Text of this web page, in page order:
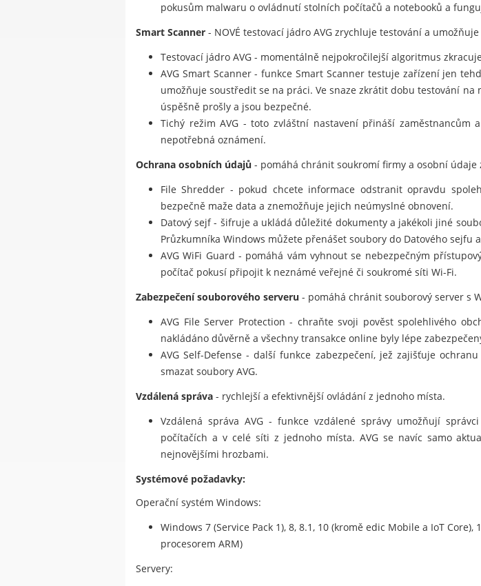
pokusům malwaru o ovládnutí stolních počítačů a notebooků a
Smart Scanner - NOVÉ testovací jádro AVG zrychluje testování a
Testovací jádro AVG - momentálně nejpokročilejší algoritmus
AVG Smart Scanner - funkce Smart Scanner testuje zařízení jen
umožňuje soustředit se na práci. Ve snaze zkrátit dobu testování
úspěšně prošly a jsou bezpečné.
Tichý režim AVG - toto zvláštní nastavení přináší
nepotřebná oznámení.
Ochrana osobních údajů - pomáhá chránit soukromí firmy a osobní údaje
File Shredder - pokud chcete informace odstranit opravdu
bezpečně maže data a znemožňuje jejich neúmyslné obnovení.
Datový sejf - šifruje a ukládá důležité dokumenty a jakékoli jiné
Průzkumníka Windows můžete přenášet soubory do Datového sejfu
AVG WiFi Guard - pomáhá vám vyhnout se nebezpečným
počítač pokusí připojit k neznámé veřejné či soukromé síti Wi-Fi.
Zabezpečení souborového serveru - pomáhá chránit souborový server s
AVG File Server Protection - chraňte svoji pověst spolehlivého
nakládáno důvěrně a všechny transakce online byly lépe
AVG Self-Defense - další funkce zabezpečení, jež zajišťuje
smazat soubory AVG.
Vzdálená správa - rychlejší a efektivnější ovládání z jednoho místa.
Vzdálená správa AVG - funkce vzdálené správy umožňují
počítačích a v celé síti z jednoho místa. AVG se navíc samo
nejnovějšími hrozbami.
Systémové požadavky:
Operační systém Windows:
Windows 7 (Service Pack 1), 8, 8.1, 10 (kromě edic Mobile a IoT
procesorem ARM)
Servery: